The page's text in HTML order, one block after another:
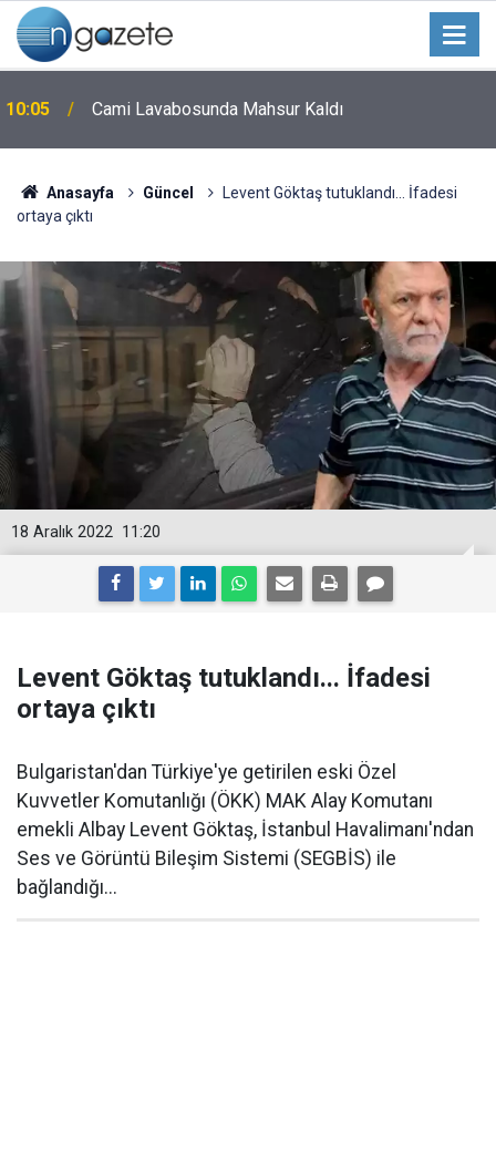
10:05 Cami Lavabosunda Mahsur Kaldı
Anasayfa Güncel
Levent Göktaş tutuklandı... İfadesi
ortaya çıktı
11:20
18 Aralık 2022
Levent Göktaş tutuklandı... İfadesi
ortaya çıktı
Bulgaristan'dan Türkiye'ye getirilen eski Özel
Kuvvetler Komutanlığı (ÖKK) MAK Alay Komutanı
emekli Albay Levent Göktaş, İstanbul Havalimanı'ndan
Ses ve Görüntü Bileşim Sistemi (SEGBİS) ile
bağlandığı...